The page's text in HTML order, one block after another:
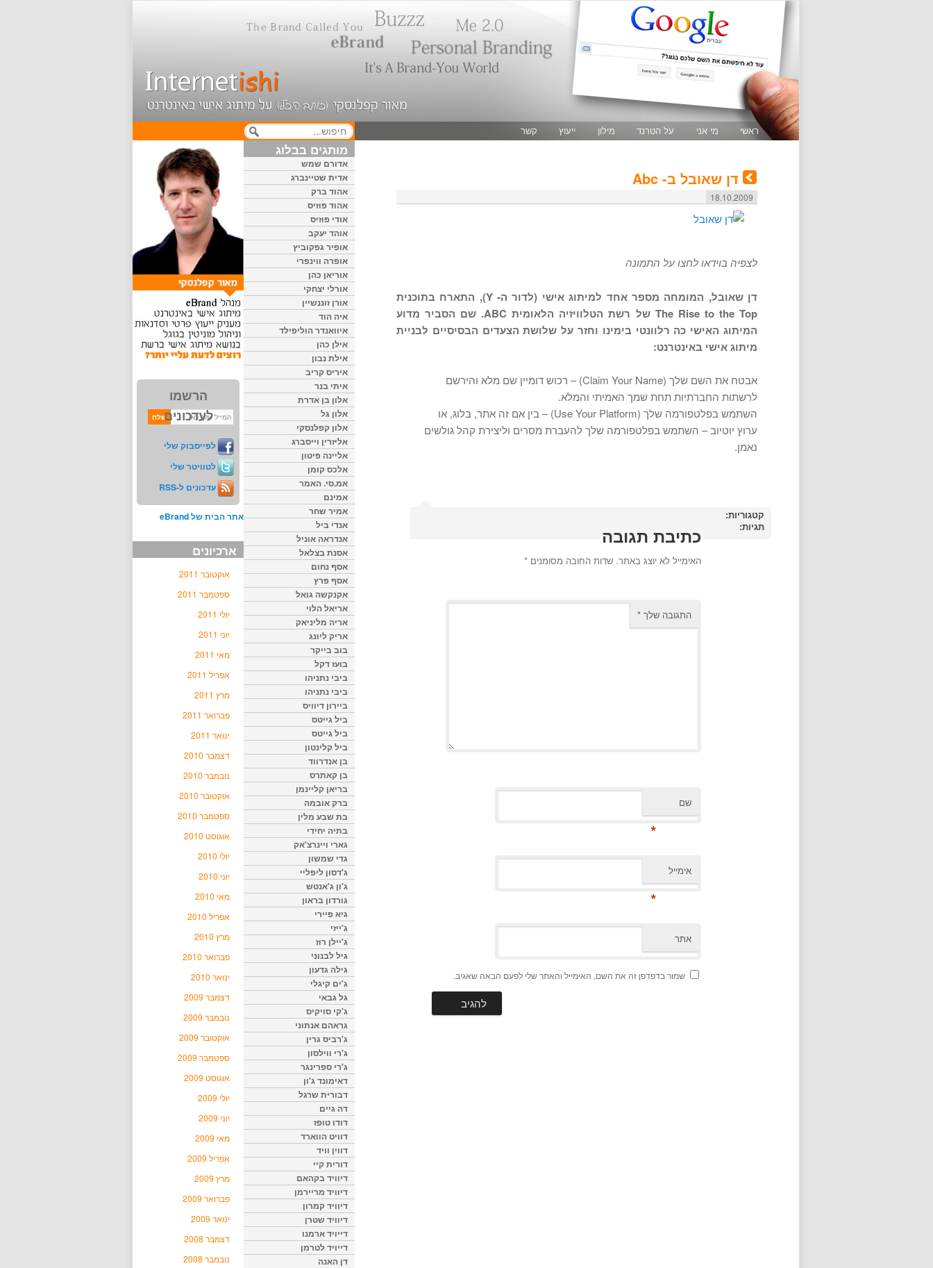
ראשי מי אני על הטרנד מילון ייעוץ קשר
דן שאובל ב- Abc
18.10.2009
לצפיה בוידאו לחצו על התמונה
דן שאובל, המומחה מספר אחד למיתוג אישי (לדור ה- Y), התארח בתוכנית
The Rise to the Top של רשת הטלוויזיה הלאומית ABC. שם הסביר מדוע
המיתוג האישי כה רלוונטי בימינו וחזר על שלושת הצעדים הבסיסיים לבניית
מיתוג אישי באינטרנט:
אבטח את השם שלך (Claim Your Name) – רכוש דומיין שם מלא והירשם
לרשתות החברתיות תחת שמך האמיתי והמלא.
השתמש בפלטפורמה שלך (Use Your Platform) – בין אם זה אתר, בלוג, או
ערוץ יוטיוב – השתמש בפלטפורמה שלך להעברת מסרים וליצירת קהל גולשים
נאמן.
קטגוריות:
תגיות:
כתיבת תגובה
האימייל לא יוצג באתר. שדות החובה מסומנים *
התגובה שלך *
שם
*
אימייל
*
אתר
שמור בדפדפן זה את השם, האימייל והאתר שלי לפעם הבאה שאגיב.
הרשמו
לעדכונים
לפייסבוק שלי
לטוויטר שלי
עדכונים ל-RSS
אתר הבית של eBrand
ארכיונים
אוקטובר 2011
ספטמבר 2011
יולי 2011
יוני 2011
מאי 2011
אפריל 2011
מרץ 2011
פברואר 2011
ינואר 2011
דצמבר 2010
נובמבר 2010
אוקטובר 2010
ספטמבר 2010
אוגוסט 2010
יולי 2010
יוני 2010
מאי 2010
אפריל 2010
מרץ 2010
פברואר 2010
ינואר 2010
דצמבר 2009
נובמבר 2009
אוקטובר 2009
ספטמבר 2009
אוגוסט 2009
יולי 2009
יוני 2009
מאי 2009
אפריל 2009
מרץ 2009
פברואר 2009
ינואר 2009
דצמבר 2008
נובמבר 2008
מותגים בבלוג
אדורם שמש
אדית שטיינברג
אהוד ברק
אהוד פוזיס
אודי פוזיס
אוהד יעקב
אופיר גפקוביץ
אופרה ווינפרי
אוריאן כהן
אורלי יצחקי
אורן זוננשיין
איה הוד
איוואנדר הוליפילד
אילן כהן
אילת נבון
איריס קריב
איתי בנר
אלון בן אדרת
אלון גל
אלון קפלנסקי
אליזרין וייסברג
אליינה פיטון
אלכס קומן
אמ.סי. האמר
אמינם
אמיר שחר
אנדי ביל
אנדראה אוניל
אסנת בצלאל
אסף נחום
אסף פרץ
אקנקשה גואל
אריאל הלוי
אריה מליניאק
אריק ליונג
בוב בייקר
בועז דקל
ביבי נתניהו
ביבי נתניהו
ביירון דיוויס
ביל גייטס
ביל גייטס
ביל קלינטון
בן אנדרווד
בן קאתרס
בריאן קליינמן
ברק אובמה
בת שבע מלין
בתיה יחידי
גארי ויינרצ'אק
גדי שמשון
ג'דסון ליפליי
ג'ון ג'אנטש
גורדון בראון
גיא פיירי
ג'ייזי
ג'יילן רוז
גיל לבנוני
גילה גדעון
ג'ים קיגלי
גל גבאי
ג'קי סויקיס
גראהם אנתוני
ג'רביס גרין
ג'רי ווילסון
ג'רי ספרינגר
דאימונד ג'ון
דבורית שרגל
דה גיים
דודו טופז
דוויט הווארד
דווין וויד
דורית קיי
דיוויד בקהאם
דיוויד מריירמן
דיוויד קמרון
דיוויד שטרן
דייויד ארמנו
דייויד לטרמן
דן האנה